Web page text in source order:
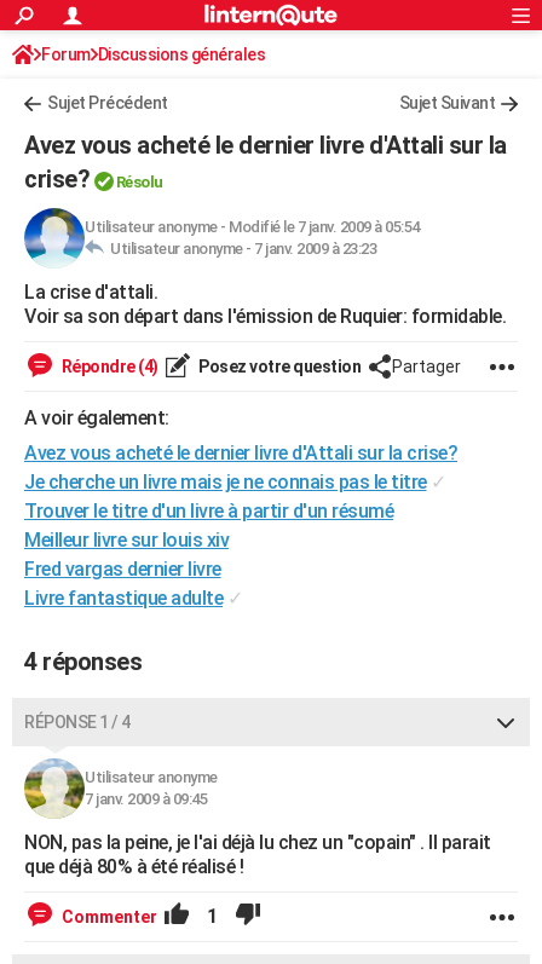
ACTUALITÉS
Politique
Société
Faits Divers
Education
Monde
Villes
+
Programme TV
Streaming
Cinéma
Sorties cinéma
Musique
FINANCE
Retraite
Impôts
Epargne
Immobilier
Risques naturels par ville
Banque
Assurance
Crédit
AUTO
Essais
Réserver un essai
Citadines
Berlines
SUV
Forum auto
HIGH-TECH
Mobiles
Meilleur smartphone
Internet
Ordinateurs
Jeux vidéo
Guide high-tech
+BRICOLAGE
Forum
Aménagement intérieur
Extérieur
Cuisine
Salle de bains
Jardinage
Rangement
WEEK-END
Guides de France
Escapades
Patrimoine
Expositions
Musées
Week-end nature
+LIFESTYLE
Art de vivre
Bien-être
Loisirs
Mode
Modes de vie
SANTE
Alimentation
Guide de la santé
Maladies
Médicaments
Sommeil
VOYAGE
Destinations
City break
Voyage nature
Voyage de noces
Forum
Climat
+PHOTO
BONS PLANS
CARTE DE VOEUX
Carte de Noël
Carte Bonne année
Carte Saint-Valentin
Carte Pâques
Carte d'anniversaire
DICTIONNAIRE
Dictionnaire
Biographies
Citations
Expressions
Proverbes
PROGRAMME TV
COPAINS D'AVANT
S'inscrire
Se connecter
Lycées
Collèges
Primaires
Universités
Entreprises
Service militaire
Avis de recherche
AVIS DE DÉCÈS
S'inscrire
Connexion
Forum Discussions générales
Sujet Précédent Sujet Suivant
Avez vous acheté le dernier livre d'Attali sur la
crise?
Résolu
Utilisateur anonyme- Modifié le 7 janv. 2009 à 05:54
Utilisateur anonyme - 7 janv. 2009 à 23:23
La crise d'attali.
Voir sa son départ dans l'émission de Ruquier: formidable.
Répondre (4) Posez votre question Partager
A voir également:
Avez vous acheté le dernier livre d'Attali sur la crise?
Je cherche un livre mais je ne connais pas le titre ✓
Trouver le titre d'un livre à partir d'un résumé
Meilleur livre sur louis xiv
Fred vargas dernier livre
Livre fantastique adulte ✓
4 réponses
RÉPONSE 1 / 4
Utilisateur anonyme
7 janv. 2009 à 09:45
NON, pas la peine, je l'ai déjà lu chez un "copain" . Il parait
que déjà 80% à été réalisé !
Commenter 1